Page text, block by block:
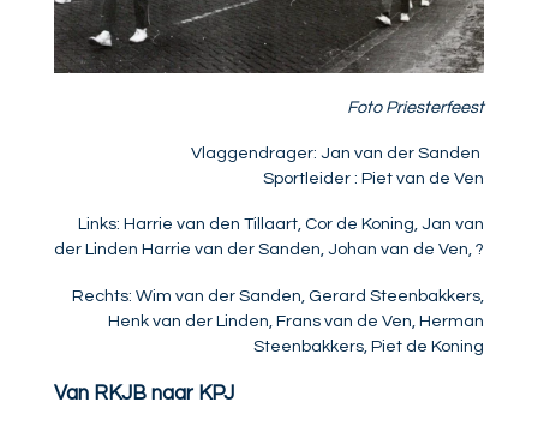
Foto Priesterfeest
Vlaggendrager: Jan van der Sanden
Sportleider : Piet van de Ven
Links: Harrie van den Tillaart, Cor de Koning, Jan van
der Linden Harrie van der Sanden, Johan van de Ven, ?
Rechts: Wim van der Sanden, Gerard Steenbakkers,
Henk van der Linden, Frans van de Ven, Herman
Steenbakkers, Piet de Koning
Van RKJB naar KPJ